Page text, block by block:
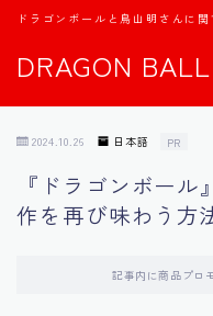
DRAGON
ドラゴンボールと鳥山明さんに
MENU
日本語
2024.10.26 日本語 PR
『ドラゴンボー
作を再び味わう方
記事内に商品プロ